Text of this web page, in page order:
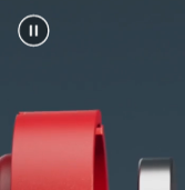
Forstwirtschaft